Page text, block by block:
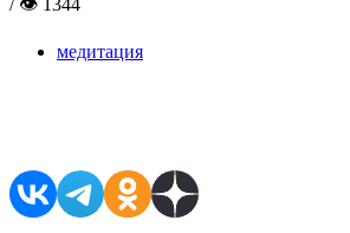
/ 👁 1344
медитация